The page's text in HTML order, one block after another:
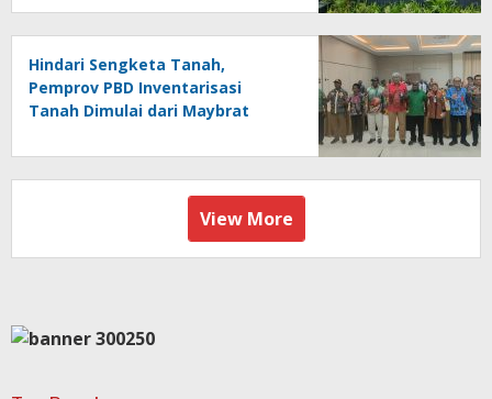
Lingkungan
Hindari Sengketa Tanah,
Pemprov PBD Inventarisasi
Tanah Dimulai dari Maybrat
View More